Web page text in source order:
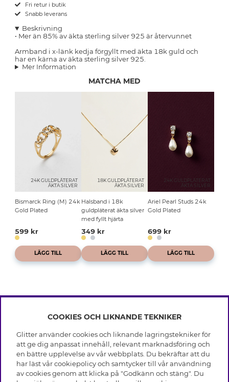
Fri retur i butik
Snabb leverans
Beskrivning
• Mer än 85% av äkta sterling silver 925 är återvunnet
Armband i x-länk kedja förgyllt med äkta 18k guld och
har en kärna av äkta sterling silver 925.
Mer Information
MATCHA MED
24K GULDPLÄTERAT
ÄKTA SILVER
Bismarck Ring (M) 24k
Gold Plated
599 kr
LÄGG TILL
18K GULDPLÄTERAT
ÄKTA SILVER
Halsband i 18k
guldpläterat äkta silver
med fyllt hjärta
349 kr
LÄGG TILL
24K GULDPLÄTERAT
ÄKTA SILVER
Ariel Pearl Studs 24k
Gold Plated
699 kr
LÄGG TILL
INFO
Leverans
Villkor
Integritetspolicy
Cookies
OM GLITTER
Black Friday
Våra butiker
HJÄLP
COOKIES OCH LIKNANDE TEKNIKER
Glitter använder cookies och liknande lagringstekniker för
att ge dig anpassat innehåll, relevant marknadsföring och
en bättre upplevelse av vår webbplats. Du bekräftar att du
har läst vår cookiepolicy och samtycker till vår användning
av cookies genom att klicka på "Godkänn och stäng". Du